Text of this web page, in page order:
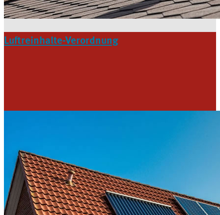
Luftreinhalte-Verordnung